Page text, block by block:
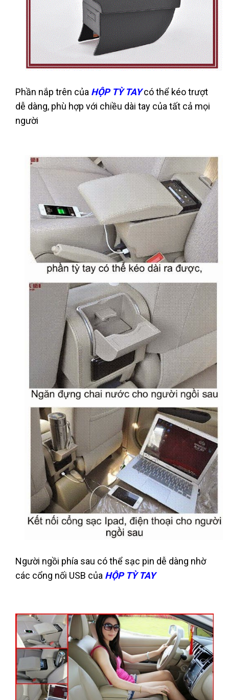
Phần nắp trên của HỘP TỲ TAYcó thể kéo trượt
dễ dàng, phù hợp với chiều dài tay của tất cả mọi
người
Người ngồi phía sau có thể sạc pin dễ dàng nhờ
các cổng nối USB của HỘP TỲ TAY